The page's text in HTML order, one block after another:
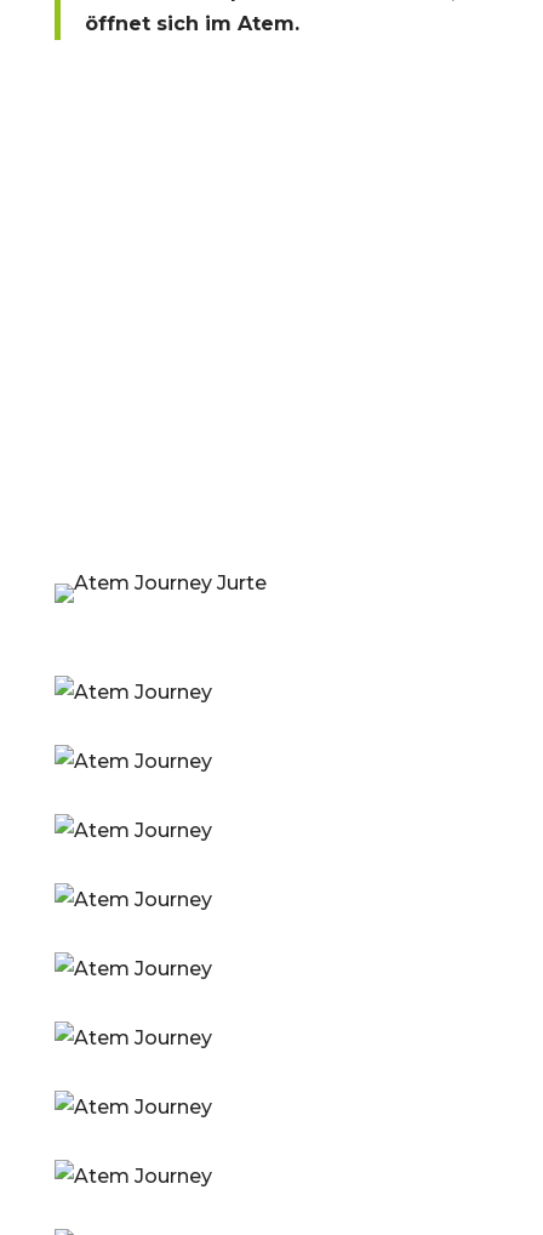
öffnet sich im Atem.